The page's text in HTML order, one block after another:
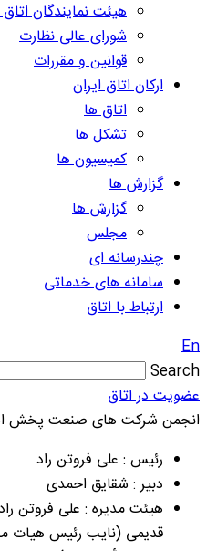
هیئت نمایندگان اتاق
شورای عالی نظارت
قوانین و مقررات
ارکان اتاق ایران
اتاق ها
تشکل ها
کمیسیون ها
گزارش ها
گزارش ها
مجلس
چندرسانه ای
سامانه های خدماتی
ارتباط با اتاق
En
Search
عضویت در اتاق
انجمن شرکت های صنعت پخش
رئیس : علی فروتن راد
دبیر : شقایق احمدی
هیئت مدیره : علی فروتن
قدیمی (نايب رئيس هیات